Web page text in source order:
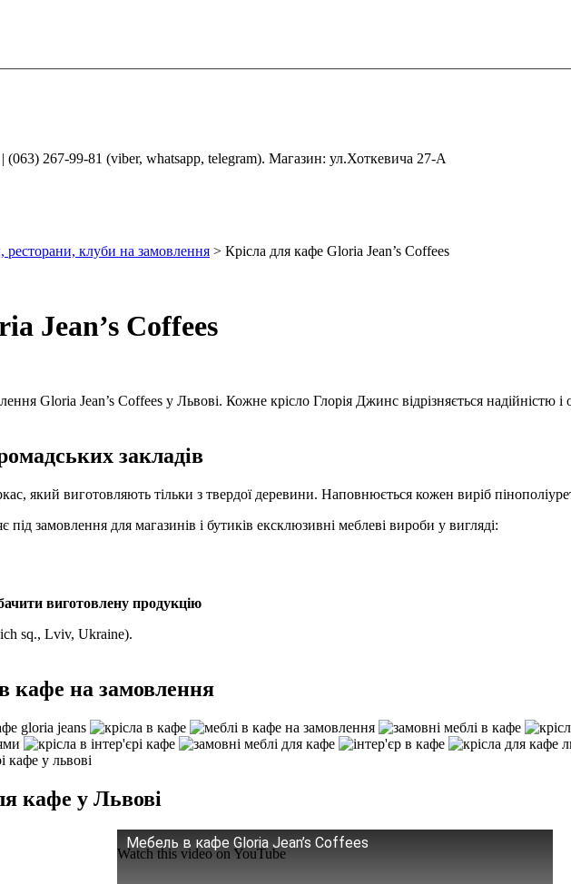
267-99-81 (viber, whatsapp, telegram). Магазин: ул.Хоткевича 27-А
ресторани, клуби на замовлення > Крісла для кафе Gloria Jean’s Coffees
Jean’s Coffees
Gloria Jean’s Coffees у Львові. Кожне крісло Глорія Джинс відрізняється надійністю
закладів
який виготовляють тільки з твердої деревини. Наповнюється кожен виріб
замовлення для магазинів і бутиків ексклюзивні меблеві вироби у вигляді:
виготовлену продукцію
sq., Lviv, Ukraine).
кафе на замовлення
кафе у Львові
Мебель в кафе Gloria Jean’s Coffees
Watch this video on YouTube